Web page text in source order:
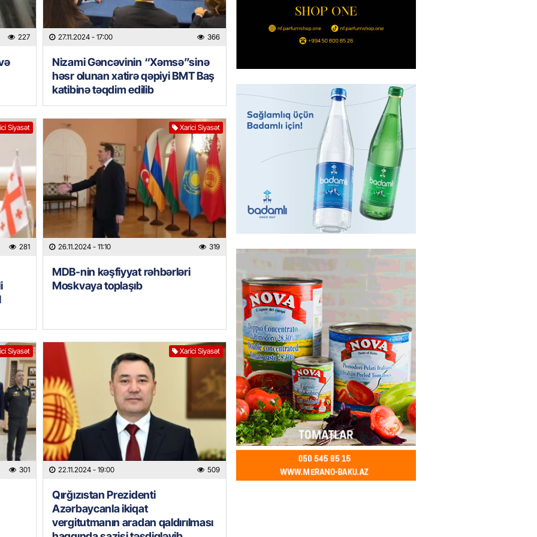
227 27.11.2024 - 17:00 366
Nizami Gəncəvinin “Xəmsə”sinə
həsr olunan xatirə qəpiyi BMT Baş
katibinə təqdim edilib
Siyasət
281
Xarici Siyasət
26.11.2024 - 11:10 319
MDB-nin kəşfiyyat rəhbərləri
Moskvaya toplaşıb
Siyasət
301
Xarici Siyasət
22.11.2024 - 19:00 509
Qırğızıstan Prezidenti
Azərbaycanla ikiqat
vergitutmanın aradan qaldırılması
- 14:00
deyib?
07.08.2026- 13:45 131
GÜNDƏM
Prezidentdən Abel Məhərrəmovun oğlu
ilə bağlı SƏRƏNCAM
07.08.2026 100
Prezidentdən Xəzər Fərhadov ilə bağlı
SƏRƏNCAM
07.08.2026- 13:15 80
Azərbaycanda Media və Yayım Şurası
yaradıldı
07.08.2026- 13:00 81
GÜNDƏM
Aytən Abdullayevaya yüksək vəzifə
verildi
07.08.2026- 12:45 101
GÜNDƏM
Paşinyan İssık-Kul gölündən gəzinti
videosunu paylaşıb
- 12:30
HADISƏ